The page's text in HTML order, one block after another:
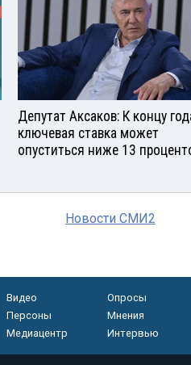
Депутат Аксаков: К концу
ключевая ставка может
опуститься ниже 13
Новости СМИ2
Видео Опросы
Персоны
Мнения
Медиацентр
Интервью